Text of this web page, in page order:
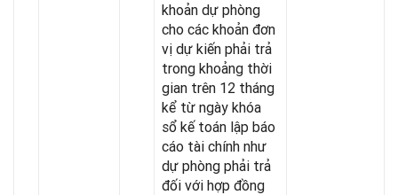
khoản dự phòng
cho các khoản đơn
vị dự kiến phải trả
trong khoảng thời
gian trên 12 tháng
kể từ ngày khóa
sổ kế toán lập báo
cáo tài chính như
dự phòng phải trả
đối với hợp đồng